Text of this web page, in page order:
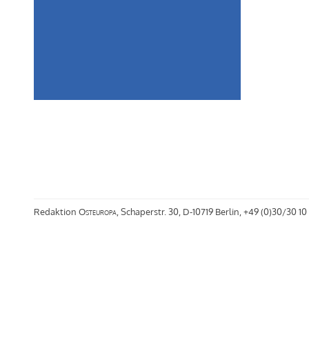
Redaktion Osteuropa, Schaperstr. 30, D-10719 Berlin, +49 (0)30/30